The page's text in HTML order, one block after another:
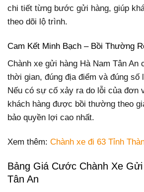
chi tiết từng bước gửi hàng, giúp
theo dõi lộ trình.
Cam Kết Minh Bạch – Bồi Thường
Chành xe gửi hàng Hà Nam Tân An
thời gian, đúng địa điểm và đúng số
Nếu có sự cố xảy ra do lỗi của đơn
khách hàng được bồi thường theo
bảo quyền lợi cao nhất.
Xem thêm: Chành xe đi 63 Tỉnh
Bảng Giá Cước Chành Xe
Tân An